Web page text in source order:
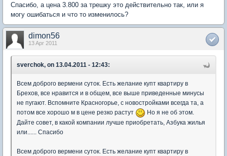
Спасибо, а цена 3.800 за трешку это действительно так, или я
могу ошибаться и что то изменилось?
dimon56
13 Apr 2011
sverchok, on 13.04.2011 - 12:43:
Всем доброго вермени суток. Есть желание купт квартиру в
Брехов, все нравится и в общем, все выше приведенные минусы
не пугают. Вспомните Красногорье, с новостройками всегда та, а
потом все хорошо м в цене резко растут
Но я не об этом.
Дайте совет, в какой компании лучше приобретать, Азбука жилья
или...... Спасибо
Всем доброго вермени суток. Есть желание купт квартиру в